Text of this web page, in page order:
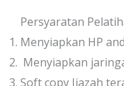
Persyaratan
Menyiapkan HP
Menyiapkan
Soft copy Ijazah